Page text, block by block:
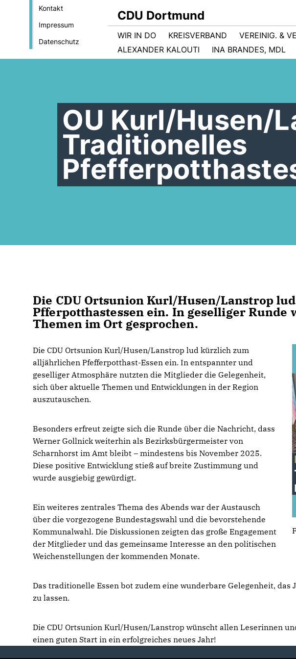
Kontakt
Impressum
Datenschutz
CDU Dortmund
WIR IN DO KREISVERBAND VEREINIG. &
ALEXANDER KALOUTI
INA BRANDES, MDL
OU Kurl/Husen/
Traditionelles
Die CDU Ortsunion Kurl/Husen/Lanstrop
Pfferpotthastessen ein. In geselliger
Themen im Ort gesprochen.
Die CDU Ortsunion Kurl/Husen/Lanstrop lud kürzlich zum
alljährlichen Pfefferpotthast-Essen ein. In entspannter und
geselliger Atmosphäre nutzten die Mitglieder die Gelegenheit,
sich über aktuelle Themen und Entwicklungen in der Region
auszutauschen.
Besonders erfreut zeigte sich die Runde über die Nachricht, dass
Werner Gollnick weiterhin als Bezirksbürgermeister von
Scharnhorst im Amt bleibt – mindestens bis November 2025.
Diese positive Entwicklung stieß auf breite Zustimmung und
wurde ausgiebig gewürdigt.
Ein weiteres zentrales Thema des Abends war der Austausch
über die vorgezogene Bundestagswahl und die bevorstehende
Kommunalwahl. Die Diskussionen zeigten das große Engagement
der Mitglieder und das gemeinsame Interesse an den politischen
Weichenstellungen der kommenden Monate.
Das traditionelle Essen bot zudem eine wunderbare Gelegenheit,
zu lassen.
Die CDU Ortsunion Kurl/Husen/Lanstrop wünscht allen Leserinnen
einen guten Start in ein erfolgreiches neues Jahr!